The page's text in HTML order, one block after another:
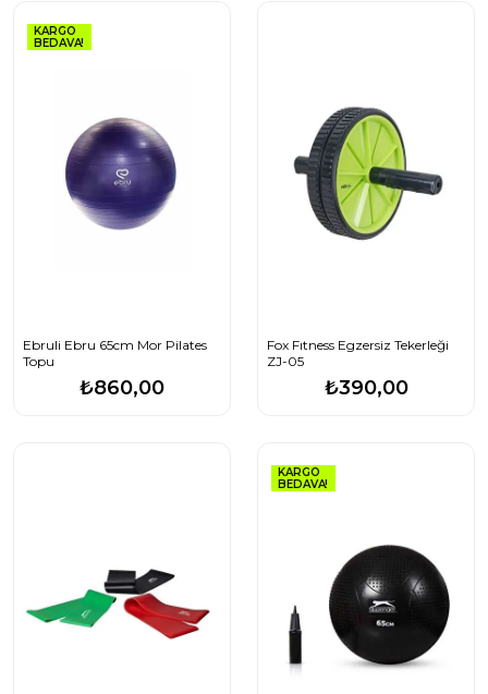
KARGO
BEDAVA!
Ebruli Ebru 65cm Mor Pilates
Topu
₺860,00
Fox Fıtness Egzersiz Tekerleği
ZJ-05
₺390,00
KARGO
BEDAVA!